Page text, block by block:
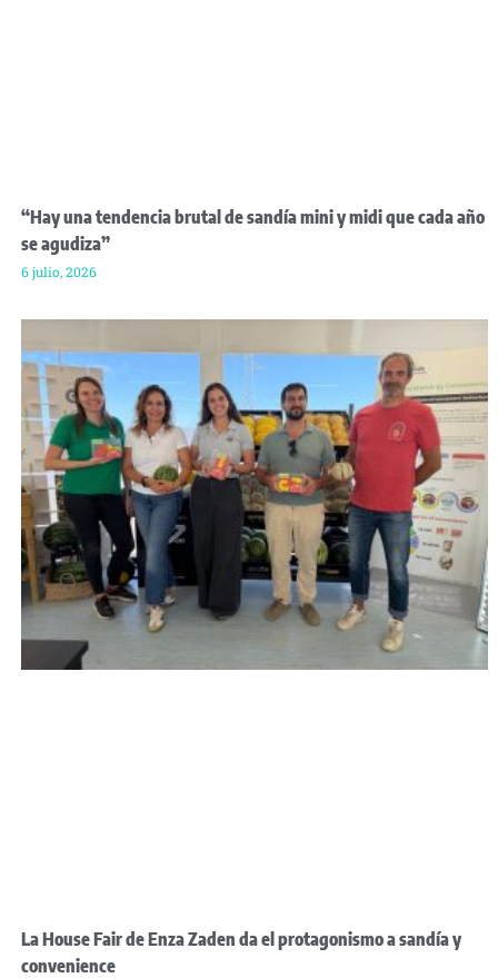
“Hay una tendencia brutal de sandía mini y midi que cada año
se agudiza”
6 julio, 2026
La House Fair de Enza Zaden da el protagonismo a sandía y
convenience